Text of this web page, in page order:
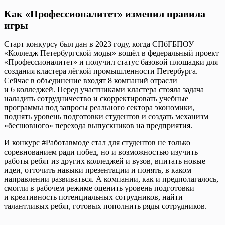
Как «Профессионалитет» изменил правила
игры
Старт конкурсу был дан в 2023 году, когда СПбГБПОУ
«Колледж Петербургской моды» вошёл в федеральный проект
«Профессионалитет» и получил статус базовой площадки для
создания кластера лёгкой промышленности Петербурга.
Сейчас в объединение входят 8 компаний отрасли
и 6 колледжей. Перед участниками кластера стояла задача
наладить сотрудничество и скорректировать учебные
программы под запросы реального сектора экономики,
поднять уровень подготовки студентов и создать механизм
«бесшовного» перехода выпускников на предприятия.
И конкурс #Работавмоде стал для студентов не только
соревнованием ради побед, но и возможностью изучить
работы ребят из других колледжей и вузов, впитать новые
идеи, отточить навыки презентации и понять, в каком
направлении развиваться. А компании, как и предполагалось,
смогли в рабочем режиме оценить уровень подготовки
и креативность потенциальных сотрудников, найти
талантливых ребят, готовых пополнить ряды сотрудников.